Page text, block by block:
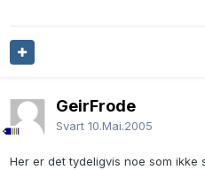
GeirFrode
Svart 10.Mai.2005
Her er det tydeligvis noe som ikke